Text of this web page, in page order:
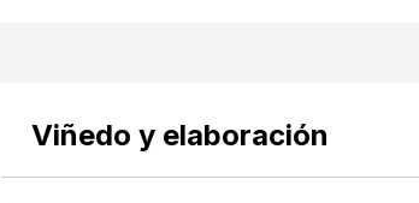
Viñedo y elaboración